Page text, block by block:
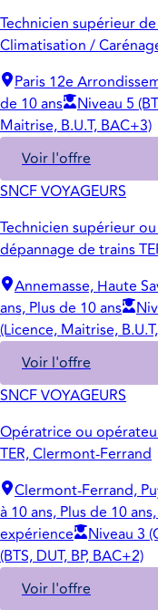
Technicien supérieur
Climatisation /
Paris 12e
de 10 ans
Niveau 5
Maitrise, B.U.T, BAC+3)
Voir l'offre
SNCF VOYAGEURS
Technicien supérieur
dépannage de trains
Annemasse, Haute
ans, Plus de 10 ans
(Licence, Maitrise,
Voir l'offre
SNCF VOYAGEURS
Opératrice ou
TER, Clermont-Ferrand
Clermont-Ferrand,
à 10 ans, Plus de 10
expérience
Niveau 3
(BTS, DUT, BP, BAC+2)
Voir l'offre